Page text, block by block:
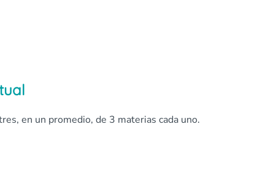
en un promedio, de 3 materias cada uno.